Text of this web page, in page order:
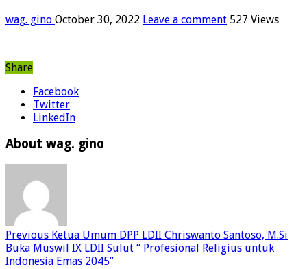
wag. gino October 30, 2022 Leave a comment 527 Views
Share
Facebook
Twitter
LinkedIn
About wag. gino
Previous Ketua Umum DPP LDII Chriswanto Santoso, M.Si
Buka Muswil IX LDII Sulut “ Profesional Religius untuk
Indonesia Emas 2045”